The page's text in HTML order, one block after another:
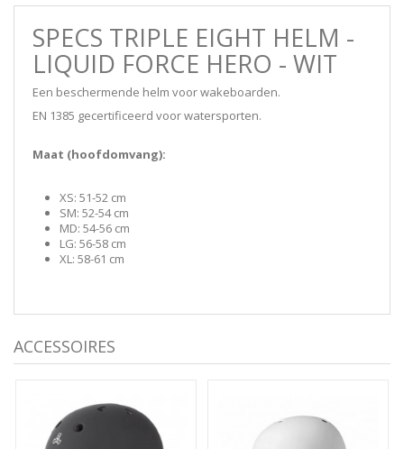
SPECS TRIPLE EIGHT HELM -
LIQUID FORCE HERO - WIT
Een beschermende helm voor wakeboarden.
EN 1385 gecertificeerd voor watersporten.
Maat (hoofdomvang):
XS: 51-52 cm
SM: 52-54 cm
MD: 54-56 cm
LG: 56-58 cm
XL: 58-61 cm
ACCESSOIRES